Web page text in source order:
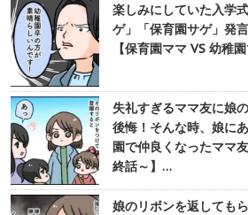
楽しみにしていた入学
ゲ」「保育園サゲ」発
【保育園ママ VS 幼稚
失礼すぎるママ友に娘
後悔！そんな時、娘に
園で仲良くなったママ
終話～】…
娘のリボンを返しても